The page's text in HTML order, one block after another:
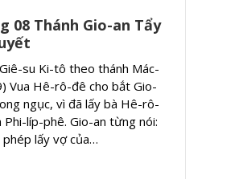
08 Thánh Gio-an Tẩy
su Ki-tô theo thánh Mác-
Hê-rô-đê cho bắt Gio-
ngục, vì đã lấy bà Hê-rô-
líp-phê. Gio-an từng nói:
phép lấy vợ của…